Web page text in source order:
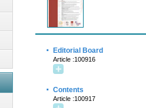
· Editorial Board
Article :100916
· Contents
Article :100917